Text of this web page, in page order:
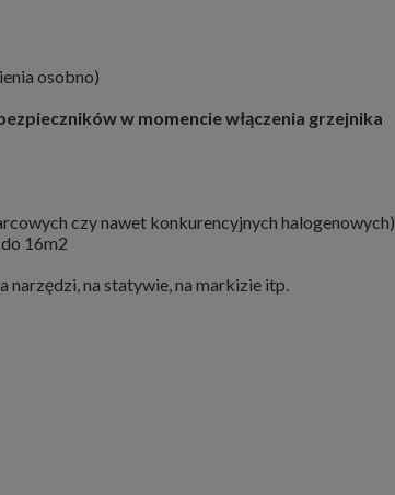
osobno)
w momencie włączenia grzejnika
czy nawet konkurencyjnych halogenowych)
16m2
narzędzi, na statywie, na markizie itp.